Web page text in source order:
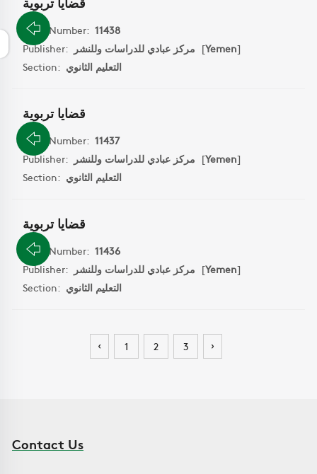
Book Number: 11438
Publisher: مركز عبادي للدراسات وللنشر [Yemen]
Section: التعليم الثانوي
قضايا تربوية
Book Number: 11437
Publisher: مركز عبادي للدراسات وللنشر [Yemen]
Section: التعليم الثانوي
قضايا تربوية
Book Number: 11436
Publisher: مركز عبادي للدراسات وللنشر [Yemen]
Section: التعليم الثانوي
‹ 1 2 3 ›
Contact Us